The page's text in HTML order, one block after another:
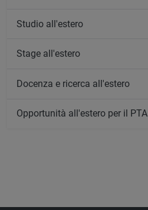
Studio all'estero
Stage all'estero
Docenza e ricerca all'estero
Opportunità all'estero per il PTA